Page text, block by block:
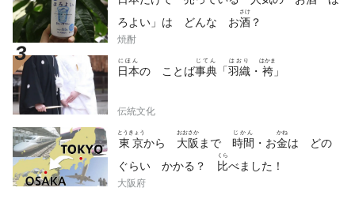
ろよい」は どんな お酒
さけ
？
焼酎
日本
にほん
の ことば事典
じてん
「羽織
はおり
・ 袴
はかま
」
伝統文化
東京
とうきょう
から 大阪
おおさか
まで 時間
じかん
・お金
かね
は どの
ぐらい かかる？ 比
くら
べました！
大阪府